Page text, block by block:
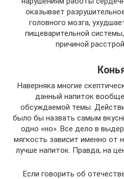
оказывает
головного мозга,
пищеварительной
причиной
Наверняка многие
данный напиток
обсуждаемой темы.
было бы назвать самым
одно «но». Все дело в
мягкость зависит именно от
лучше напиток. Правда, на
Если говорить об